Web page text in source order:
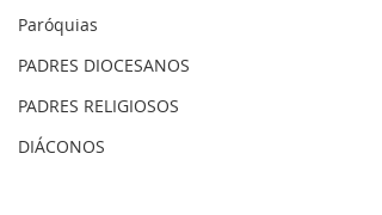
Paróquias
PADRES DIOCESANOS
PADRES RELIGIOSOS
DIÁCONOS